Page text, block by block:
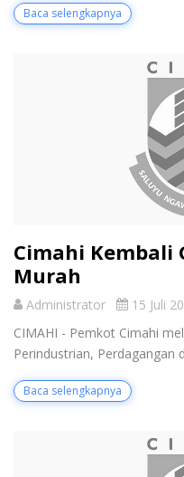
Baca selengkapnya
Cimahi Kembali
Murah
Administrator 15 Juli
CIMAHI - Pemkot Cimahi
Perindustrian, Perdagangan
Baca selengkapnya